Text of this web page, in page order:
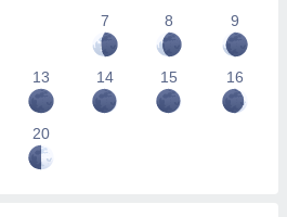
7
8 9
13 14 15 16
20